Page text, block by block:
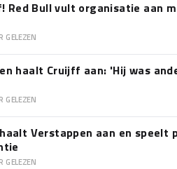
Red Bull vult organisatie aan
GELEZEN
haalt Cruijff aan: 'Hij was
GELEZEN
Verstappen aan en speelt
GELEZEN